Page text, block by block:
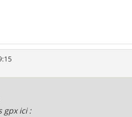
gpx ici :